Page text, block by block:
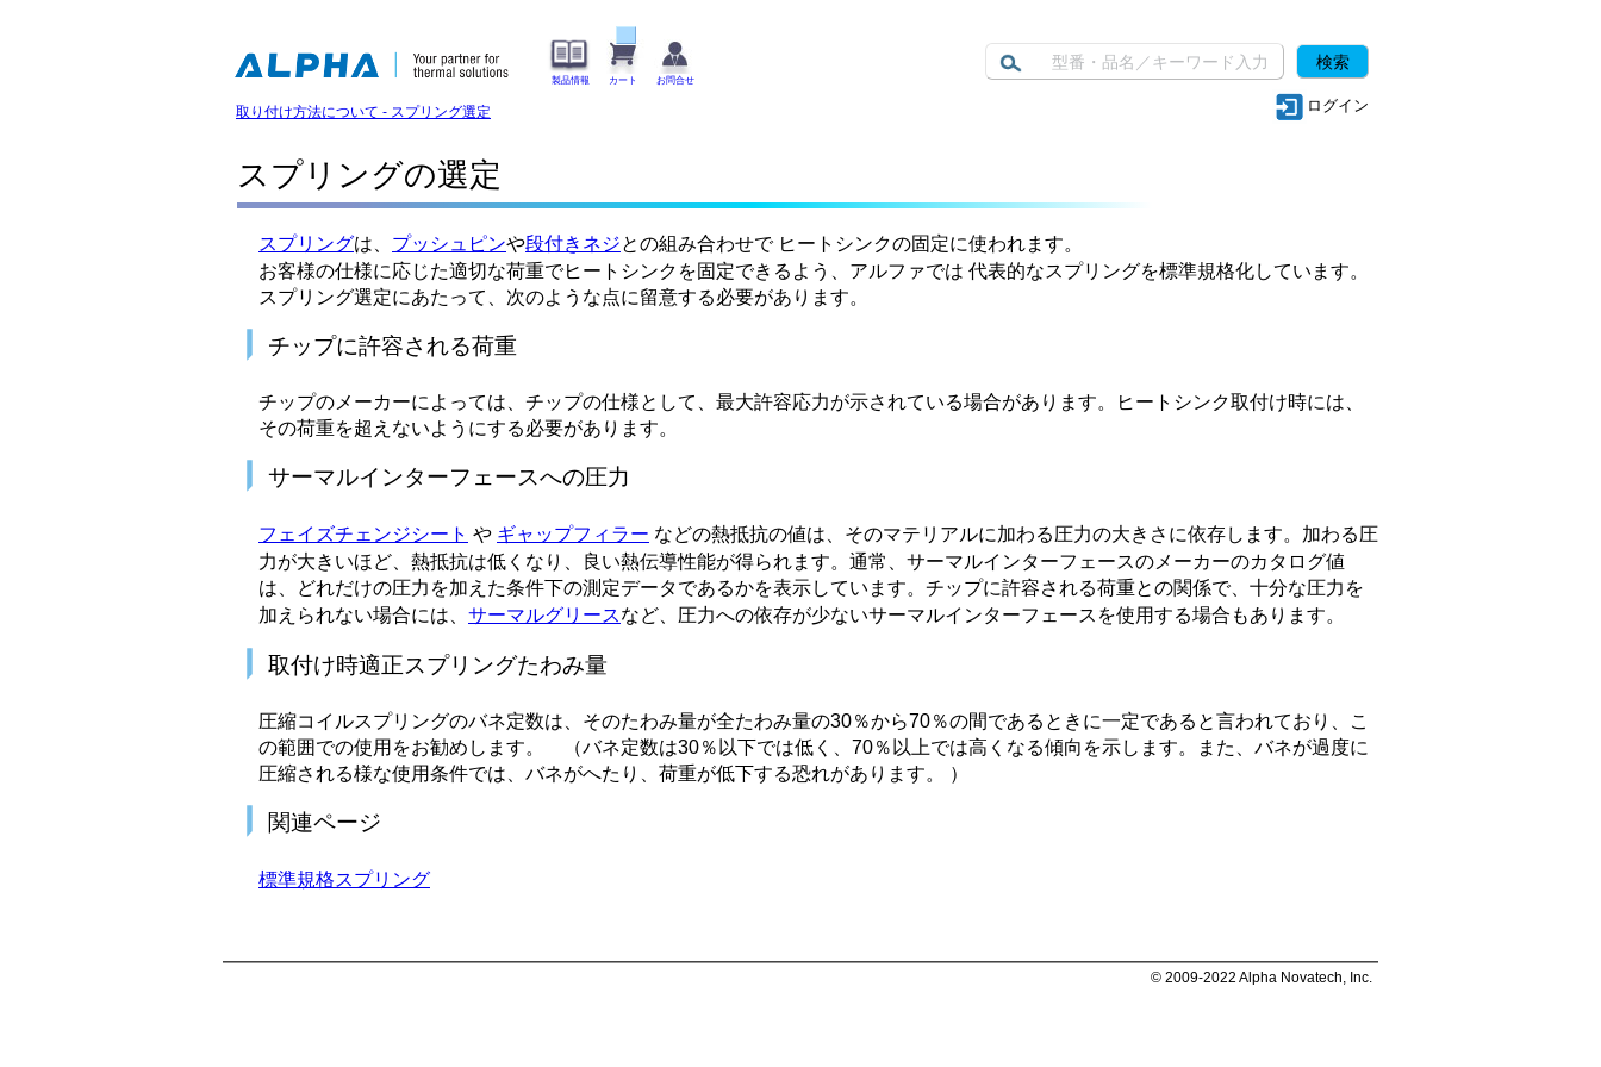
製品情報 カート お問合せ
ログイン
取り付け方法について - スプリング選定
スプリングの選定
スプリングは、 プッシュピンや段付きネジとの組み合わせで ヒートシンクの固定に使われます。
お客様の仕様に応じた適切な荷重でヒートシンクを固定できるよう、アルファでは 代表的なスプリングを標準規格化しています。
スプリング選定にあたって、次のような点に留意する必要があります。
チップに許容される荷重
チップのメーカーによっては、チップの仕様として、最大許容応力が示されている場合があります。ヒートシンク取付け時には、
その荷重を超えないようにする必要があります。
サーマルインターフェースへの圧力
フェイズチェンジシート や ギャップフィラー などの熱抵抗の値は、そのマテリアルに加わる圧力の大きさに依存します。加わる圧
力が大きいほど、熱抵抗は低くなり、良い熱伝導性能が得られます。通常、サーマルインターフェースのメーカーのカタログ値
は、どれだけの圧力を加えた条件下の測定データであるかを表示しています。チップに許容される荷重との関係で、十分な圧力を
加えられない場合には、 サーマルグリースなど、圧力への依存が少ないサーマルインターフェースを使用する場合もあります。
取付け時適正スプリングたわみ量
圧縮コイルスプリングのバネ定数は、そのたわみ量が全たわみ量の30％から70％の間であるときに一定であると言われており、こ
の範囲での使用をお勧めします。 （バネ定数は30％以下では低く、70％以上では高くなる傾向を示します。また、バネが過度に
圧縮される様な使用条件では、バネがへたり、荷重が低下する恐れがあります。 ）
関連ページ
標準規格スプリング
© 2009-2022 Alpha Novatech, Inc.